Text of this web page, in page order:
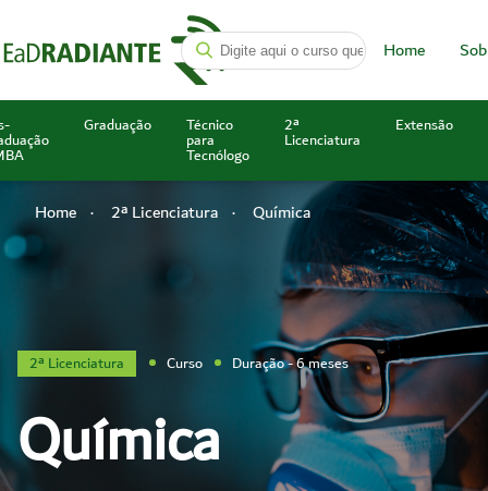
Home
Graduação Técnico
para
Tecnólogo
2ª
Licenciatura
Extensão
Home 2ª Licenciatura Química
2ª Licenciatura Curso Duração - 6 meses
Química